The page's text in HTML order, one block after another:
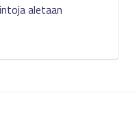
aletaan